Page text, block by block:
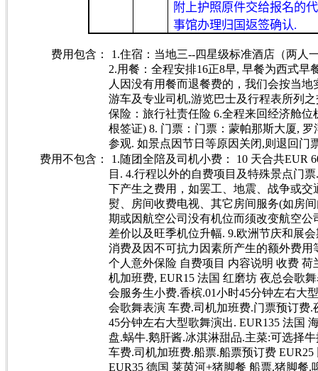
附上护照原件交给报名的
事馆办理归国返签确认.
费用包含：
1.住宿：当地三--四星级标准酒店（两人
2.用餐：全程安排16正8早, 早餐为西式早
人因没有用餐而退餐费的，我们会按当
游车及专业司机,游览巴士及行程表所列
保险：旅行社责任险 6.全程来回经济舱
根签证) 8. 门票：门票：蒙帕那斯大厦,
参观. 如景点因节日等原因关闭,则退回门
费用不包含：
1.随团全陪及司机小费： 10 天合共EUR
目. 4.行程以外的自费项目及特殊景点门
下产生之费用，如罢工、地震、战争或
熨、房间收费电视、其它房间服务(如房
期或因航空公司没有机位而须改变航空
差价以及旺季机位升幅. 9.欧洲节庆和展
消费及因不可抗力因素所产生的额外费
个人意外保险 自费项目 内容说明 收费 荷
机加班费, EUR15 法国 红磨坊 夜总会歌
会服务生小费.香槟.01小时45分钟左右大
会歌舞表演 车费.司机加班费.门票预订费
45分钟左右大型歌舞演出. EUR135 法国
盘.蜗牛.鹅肝酱.冰淇淋甜品.主菜:可选择
车费.司机加班费.船票.船票预订费
EUR35 德国 莱茵河+猪脚餐 船票.猪脚餐